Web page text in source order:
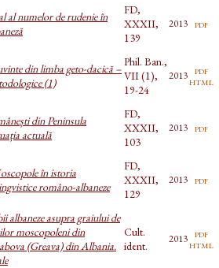
al numelor de rudenie în
FD,
XXXII,
139
2013 pdf
din limba geto-dacică –
(1)
Phil. Ban.,
VII (1),
19-24
2013 pdf
html
din Peninsula
actuală
FD,
XXXII,
103
2013 pdf
în istoria
româno-albaneze
FD,
XXXII,
129
2013 pdf
albaneze asupra graiului de
moscopoleni din
(Greava) din Albania.
Cult.
ident.
2013 pdf
html